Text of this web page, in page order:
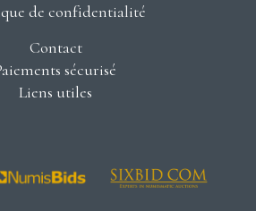
de confidentialité
Contact
sécurisé
Liens utiles